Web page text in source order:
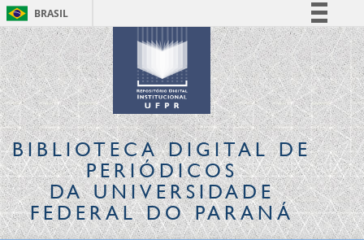
BRASIL
Simplifique!
Comunica BR
Participe
Acesso à informação
Legislação
Canais
BIBLIOTECA DIGITALDE
PERIÓDICOS
DA UNIVERSIDADE
FEDERAL DO PARANÁ